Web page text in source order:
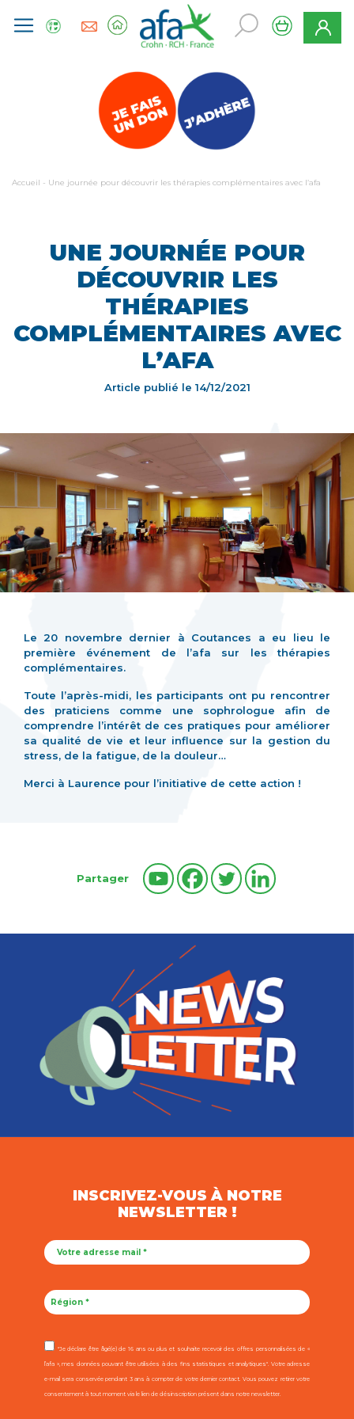
Accueil - Une journée pour découvrir les thérapies complémentaires avec l’afa
UNE JOURNÉE POUR
DÉCOUVRIR LES
THÉRAPIES
COMPLÉMENTAIRES AVEC
L’AFA
Article publié le 14/12/2021
Le 20 novembre dernier à Coutances a eu lieu le
première événement de l’afa sur les thérapies
complémentaires.
Toute l’après-midi, les participants ont pu rencontrer
des praticiens comme une sophrologue afin de
comprendre l’intérêt de ces pratiques pour améliorer
sa qualité de vie et leur influence sur la gestion du
stress, de la fatigue, de la douleur…
Merci à Laurence pour l’initiative de cette action !
Partager
INSCRIVEZ-VOUS À NOTRE
NEWSLETTER !
"Je déclare être âgé(e) de 16 ans ou plus et souhaite recevoir des offres personnalisées de «
l’afa », mes données pouvant être utilisées à des fins statistiques et analytiques". Votre adresse
e-mail sera conservée pendant 3 ans à compter de votre dernier contact. Vous pouvez retirer votre
consentement à tout moment via le lien de désinscription présent dans notre newsletter.